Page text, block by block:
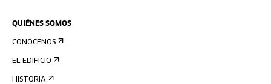
QUIÉNES SOMOS
CONÓCENOS
EL EDIFICIO
HISTORIA